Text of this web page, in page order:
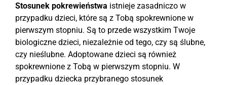
Stosunek pokrewieństwa istnieje zasadniczo w
przypadku dzieci, które są z Tobą spokrewnione w
pierwszym stopniu. Są to przede wszystkim Twoje
biologiczne dzieci, niezależnie od tego, czy są ślubne,
czy nieślubne. Adoptowane dzieci są również
spokrewnione z Tobą w pierwszym stopniu. W
przypadku dziecka przybranego stosunek